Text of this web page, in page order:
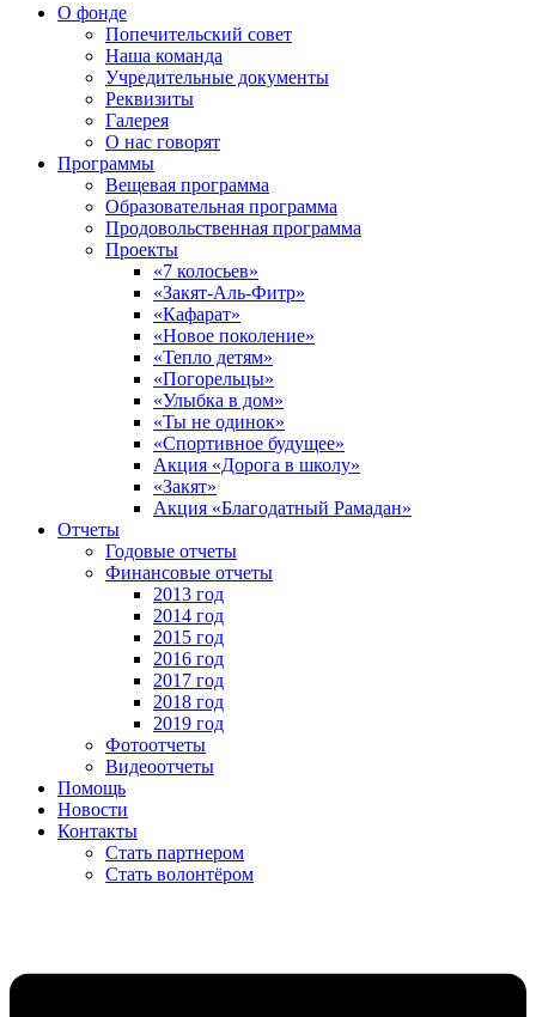
О фонде
Попечительский совет
Наша команда
Учредительные документы
Реквизиты
Галерея
О нас говорят
Программы
Вещевая программа
Образовательная программа
Продовольственная программа
Проекты
«7 колосьев»
«Закят-Аль-Фитр»
«Кафарат»
«Новое поколение»
«Тепло детям»
«Погорельцы»
«Улыбка в дом»
«Ты не одинок»
«Спортивное будущее»
Акция «Дорога в школу»
«Закят»
Акция «Благодатный Рамадан»
Отчеты
Годовые отчеты
Финансовые отчеты
2013 год
2014 год
2015 год
2016 год
2017 год
2018 год
2019 год
Фотоотчеты
Видеоотчеты
Помощь
Новости
Контакты
Стать партнером
Стать волонтёром